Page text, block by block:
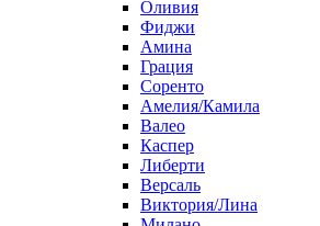
Оливия
Фиджи
Амина
Грация
Соренто
Амелия/Камила
Валео
Каспер
Либерти
Версаль
Виктория/Лина